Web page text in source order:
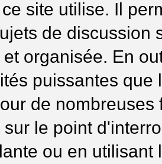
site utilise. Il
de discussion
organisée. En
puissantes que
de
le point
ou en